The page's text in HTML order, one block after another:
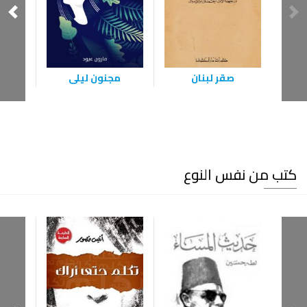
صقر لبنان مجنون ليلى
كتب من نفس النوع